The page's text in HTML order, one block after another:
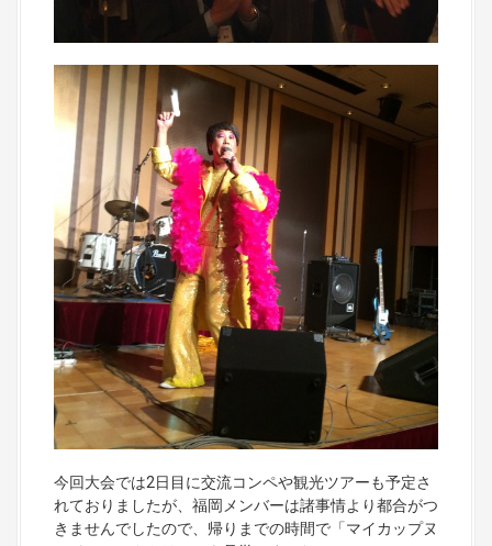
今回大会では2日目に交流コンペや観光ツアーも予定さ
れておりましたが、福岡メンバーは諸事情より都合がつ
きませんでしたので、帰りまでの時間で「マイカップヌ